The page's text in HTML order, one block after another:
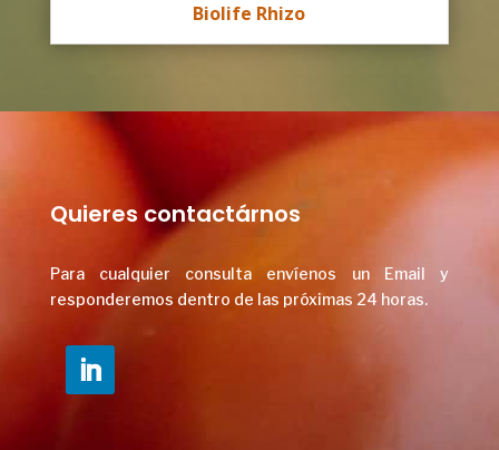
Biolife Rhizo
Quieres contactárnos
Para cualquier consulta envíenos un Email y
responderemos dentro de las próximas 24 horas.